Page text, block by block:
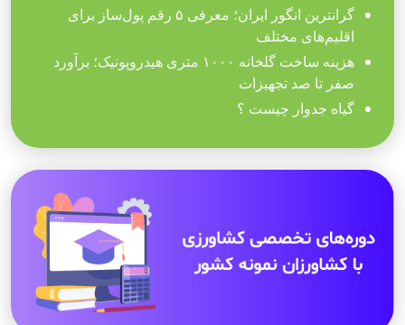
گرانترین انگور ایران؛ معرفی ۵ رقم پول‌ساز برای
اقلیم‌های مختلف
هزینه ساخت گلخانه ۱۰۰۰ متری هیدروپونیک؛ برآورد
صفر تا صد تجهیزات
گیاه جدوار چیست ؟